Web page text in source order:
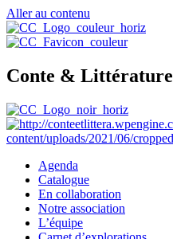
Aller au contenu
Conte & Littérature
Agenda
Catalogue
En collaboration
Notre association
L’équipe